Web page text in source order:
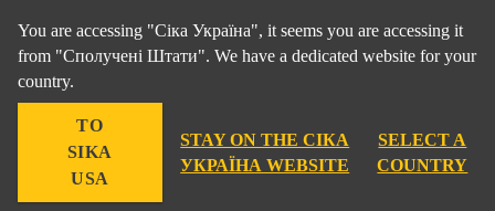
You are accessing "Сіка Україна", it seems you are accessing it
from "Сполучені Штати". We have a dedicated website for your
country.
TO
SIKA
USA
STAY ON THE СІКА
УКРАЇНА WEBSITE
SELECT A
COUNTRY